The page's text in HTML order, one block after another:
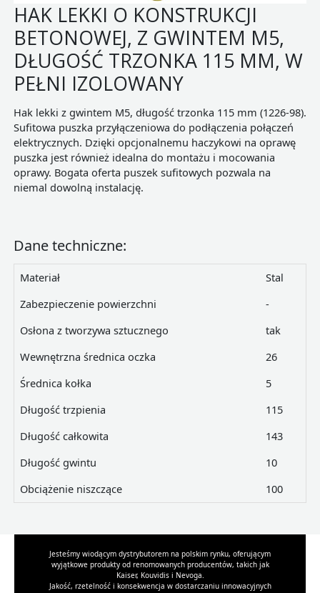
HAK LEKKI O KONSTRUKCJI
BETONOWEJ, Z GWINTEM M5,
DŁUGOŚĆ TRZONKA 115 MM, W
PEŁNI IZOLOWANY
Hak lekki z gwintem M5, długość trzonka 115 mm (1226-98).
Sufitowa puszka przyłączeniowa do podłączenia połączeń
elektrycznych. Dzięki opcjonalnemu haczykowi na oprawę
puszka jest również idealna do montażu i mocowania
oprawy. Bogata oferta puszek sufitowych pozwala na
niemal dowolną instalację.
Dane techniczne:
Materiał
Stal
Zabezpieczenie powierzchni
-
Osłona z tworzywa sztucznego
tak
Wewnętrzna średnica oczka
26
Średnica kołka
5
Długość trzpienia
115
Długość całkowita
143
Długość gwintu
10
Obciążenie niszczące
100
Jesteśmy wiodącym dystrybutorem na polskim rynku, oferującym
wyjątkowe produkty od renomowanych producentów, takich jak
Kaiser, Kouvidis i Nevoga.
Jakość, rzetelność i konsekwencja w dostarczaniu innowacyjnych